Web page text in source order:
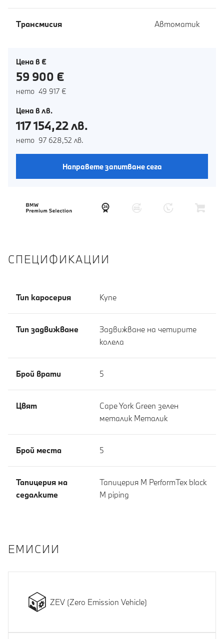
Tрансмисия Автоматик
Цена в €
59 900 €
нето 49 917 €
Цена в лв.
117 154,22 лв.
нето 97 628,52 лв.
Направете запитване сега
СПЕЦИФИКАЦИИ
Тип каросерия Купе
Тип задвижване
Задвижване на четирите
колела
Брой врати 5
Цвят
Cape York Green зелен
металик Meталик
Брой места 5
Тапицерия на
седалките
Тапицерия M PerformTex black
M piping
EМИСИИ
ZEV (Zero Emission Vehicle)